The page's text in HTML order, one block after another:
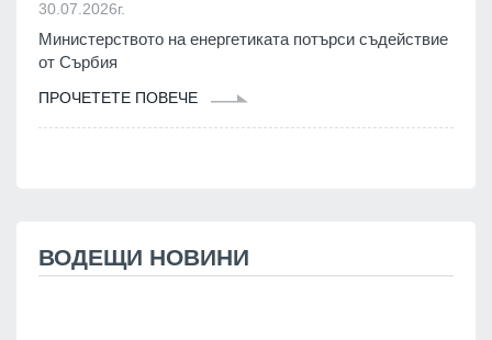
30.07.2026г.
Министерството на енергетиката потърси съдействие
от Сърбия
ПРОЧЕТЕТЕ ПОВЕЧЕ
ВОДЕЩИ НОВИНИ